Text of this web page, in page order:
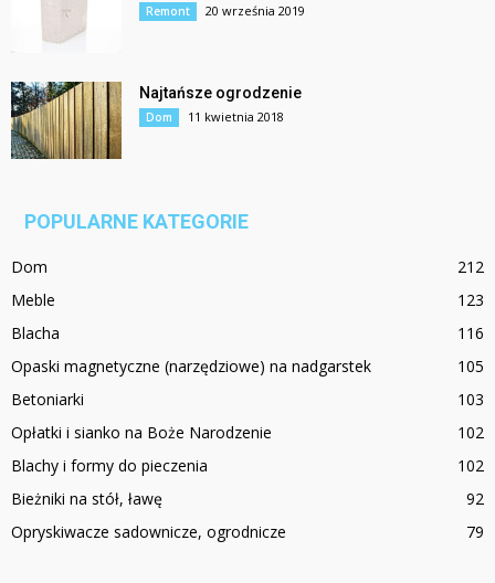
Remont 20 września 2019
Najtańsze ogrodzenie
Dom 11 kwietnia 2018
POPULARNE KATEGORIE
Dom
212
Meble
123
Blacha
116
Opaski magnetyczne (narzędziowe) na nadgarstek
105
Betoniarki
103
Opłatki i sianko na Boże Narodzenie
102
Blachy i formy do pieczenia
102
Bieżniki na stół, ławę
92
Opryskiwacze sadownicze, ogrodnicze
79